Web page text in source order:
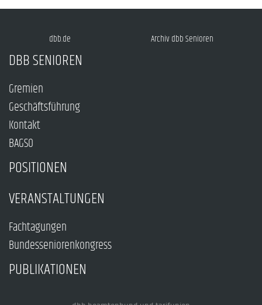
dbb.de Archiv dbb Senioren
DBB SENIOREN
Gremien
Geschäftsführung
Kontakt
BAGSO
POSITIONEN
VERANSTALTUNGEN
Fachtagungen
Bundesseniorenkongress
PUBLIKATIONEN